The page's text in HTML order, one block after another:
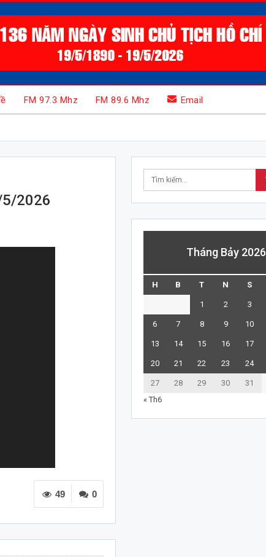
FM 97.3 Mhz FM 89.6 Mhz Email
5/2026
0
49
Tháng Bảy 2026
H B T N S
1 2 3
6 7 8 9 10
13 14 15 16 17
20 21 22 23 24
27 28 29 30
31
« Th6